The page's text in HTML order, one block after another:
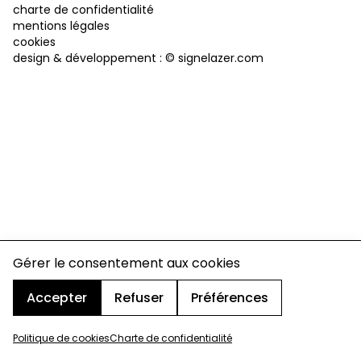
Gérer le consentement aux cookies
Accepter
Refuser Préférences
Politique de cookiesCharte de confidentialité
charte de confidentialité
mentions légales
cookies
design & développement : © signelazer.com